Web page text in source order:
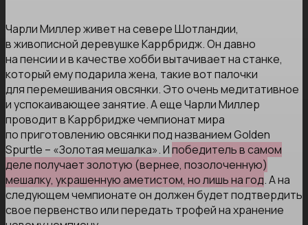
Чарли Миллер живет на севере Шотландии,
в живописной деревушке Каррбридж. Он давно
на пенсии и в качестве хобби вытачивает на станке,
который ему подарила жена, такие вот палочки
для перемешивания овсянки. Это очень медитативное
и успокаивающее занятие. А еще Чарли Миллер
проводит в Каррбридже чемпионат мира
по приготовлению овсянки под названием Golden
Spurtle – «Золотая мешалка». Ипобедитель в самом
деле получает золотую (вернее, позолоченную)
мешалку, украшенную аметистом, но лишь на год. А на
следующем чемпионате он должен будет подтвердить
свое первенство или передать трофей на хранение